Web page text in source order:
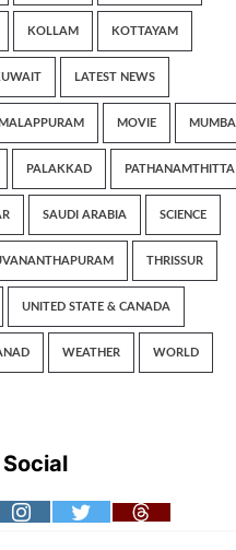
KOLLAM KOTTAYAM
LATEST NEWS
MALAPPURAM MOVIE MUMBAI
PALAKKAD PATHANAMTHITTA
SAUDI ARABIA SCIENCE
THRISSUR
UNITED STATE & CANADA
WEATHER WORLD